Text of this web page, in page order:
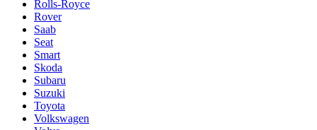
Rolls-Royce
Rover
Saab
Seat
Smart
Skoda
Subaru
Suzuki
Toyota
Volkswagen